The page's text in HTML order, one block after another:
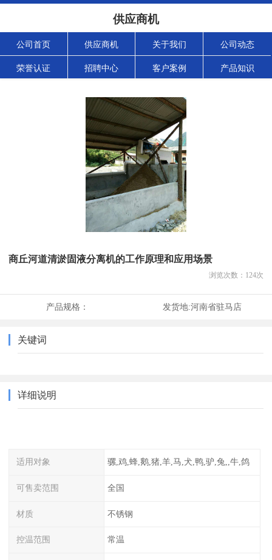
供应商机
公司首页 供应商机 关于我们 公司动态
荣誉认证 招聘中心 客户案例 产品知识
商丘河道清淤固液分离机的工作原理和应用场景
浏览次数： 124次
产品规格： 发货地:河南省驻马店
关键词
详细说明
适用对象 骡,鸡,蜂,鹅,猪,羊,马,犬,鸭,驴,兔,,牛,鸽
可售卖范围 全国
材质 不锈钢
控温范围 常温